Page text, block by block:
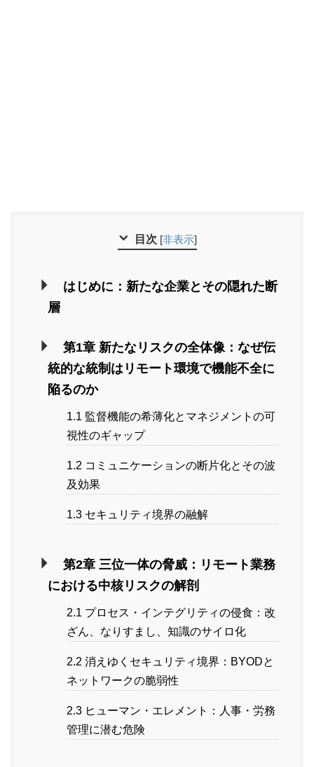
目次 [非表示]
はじめに：新たな企業とその隠れた断
層
第1章 新たなリスクの全体像：なぜ伝
統的な統制はリモート環境で機能不全に
陥るのか
1.1 監督機能の希薄化とマネジメントの可
視性のギャップ
1.2 コミュニケーションの断片化とその波
及効果
1.3 セキュリティ境界の融解
第2章 三位一体の脅威：リモート業務
における中核リスクの解剖
2.1 プロセス・インテグリティの侵食：改
ざん、なりすまし、知識のサイロ化
2.2 消えゆくセキュリティ境界：BYODと
ネットワークの脆弱性
2.3 ヒューマン・エレメント：人事・労務
管理に潜む危険